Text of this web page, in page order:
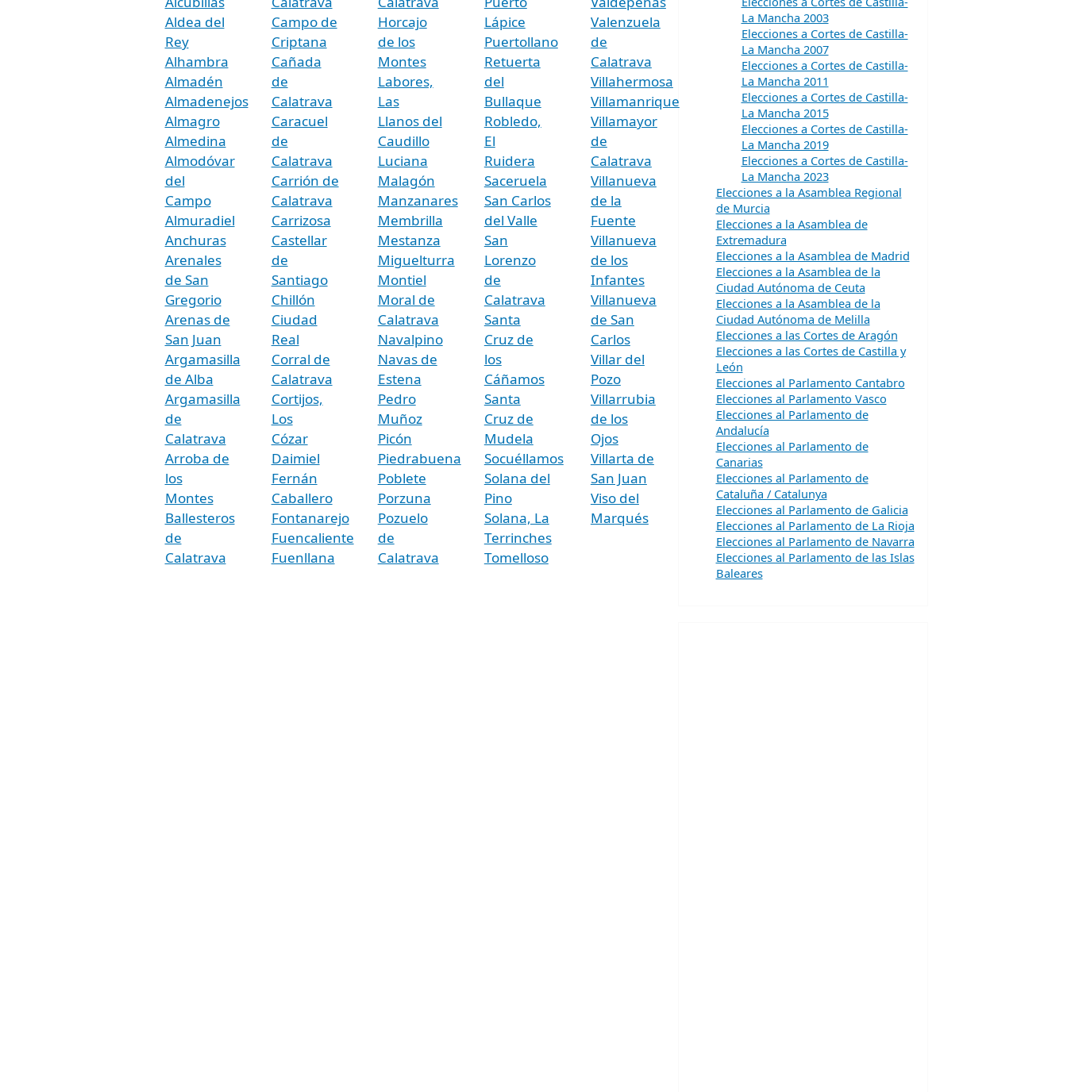
Aldea del
Rey
Alhambra
Almadén
Almadenejos
Almagro
Almedina
Almodóvar
del
Campo
Almuradiel
Anchuras
Arenales
de San
Gregorio
Arenas de
San Juan
Argamasilla
de Alba
Argamasilla
de
Calatrava
Arroba de
los
Montes
Ballesteros
de
Calatrava
Campo de
Criptana
Cañada
de
Calatrava
Caracuel
de
Calatrava
Carrión de
Calatrava
Carrizosa
Castellar
de
Santiago
Chillón
Ciudad
Real
Corral de
Calatrava
Cortijos,
Los
Cózar
Daimiel
Fernán
Caballero
Fontanarejo
Fuencaliente
Fuenllana
Horcajo
de los
Montes
Labores,
Las
Llanos del
Caudillo
Luciana
Malagón
Manzanares
Membrilla
Mestanza
Miguelturra
Montiel
Moral de
Calatrava
Navalpino
Navas de
Estena
Pedro
Muñoz
Picón
Piedrabuena
Poblete
Porzuna
Pozuelo
de
Calatrava
Lápice
Puertollano
Retuerta
del
Bullaque
Robledo,
El
Ruidera
Saceruela
San Carlos
del Valle
San
Lorenzo
de
Calatrava
Santa
Cruz de
los
Cáñamos
Santa
Cruz de
Mudela
Socuéllamos
Solana del
Pino
Solana, La
Terrinches
Tomelloso
Valenzuela
de
Calatrava
Villahermosa
Villamanrique
Villamayor
de
Calatrava
Villanueva
de la
Fuente
Villanueva
de los
Infantes
Villanueva
de San
Carlos
Villar del
Pozo
Villarrubia
de los
Ojos
Villarta de
San Juan
Viso del
Marqués
La Mancha 2003
Elecciones a Cortes de Castilla-
La Mancha 2007
Elecciones a Cortes de Castilla-
La Mancha 2011
Elecciones a Cortes de Castilla-
La Mancha 2015
Elecciones a Cortes de Castilla-
La Mancha 2019
Elecciones a Cortes de Castilla-
La Mancha 2023
Elecciones a la Asamblea Regional
de Murcia
Elecciones a la Asamblea de
Extremadura
Elecciones a la Asamblea de Madrid
Elecciones a la Asamblea de la
Ciudad Autónoma de Ceuta
Elecciones a la Asamblea de la
Ciudad Autónoma de Melilla
Elecciones a las Cortes de Aragón
Elecciones a las Cortes de Castilla y
León
Elecciones al Parlamento Cantabro
Elecciones al Parlamento Vasco
Elecciones al Parlamento de
Andalucía
Elecciones al Parlamento de
Canarias
Elecciones al Parlamento de
Cataluña / Catalunya
Elecciones al Parlamento de Galicia
Elecciones al Parlamento de La Rioja
Elecciones al Parlamento de Navarra
Elecciones al Parlamento de las Islas
Baleares